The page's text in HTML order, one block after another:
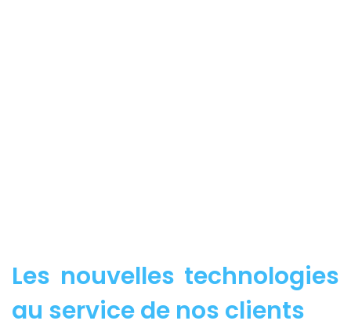
Les nouvelles technologies
au service de nos clients